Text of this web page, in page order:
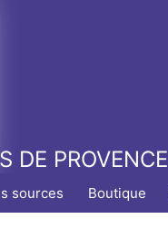
DE PROVENCE
sources Boutique